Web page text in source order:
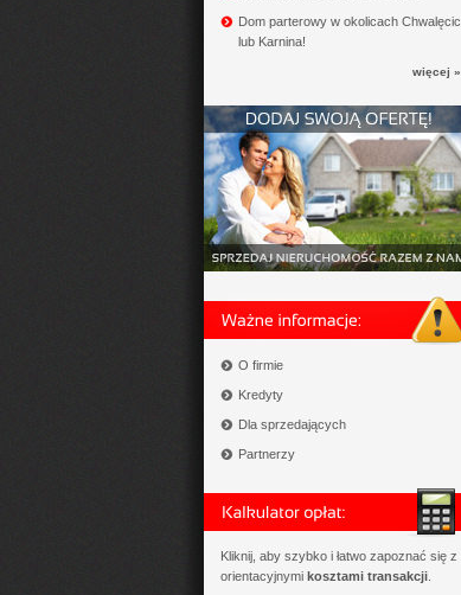
Dom parterowy w okolicach Chwalęcic
lub Karnina!
więcej »
O firmie
Kredyty
Dla sprzedających
Partnerzy
Kliknij, aby szybko i łatwo zapoznać się z
orientacyjnymi kosztami transakcji